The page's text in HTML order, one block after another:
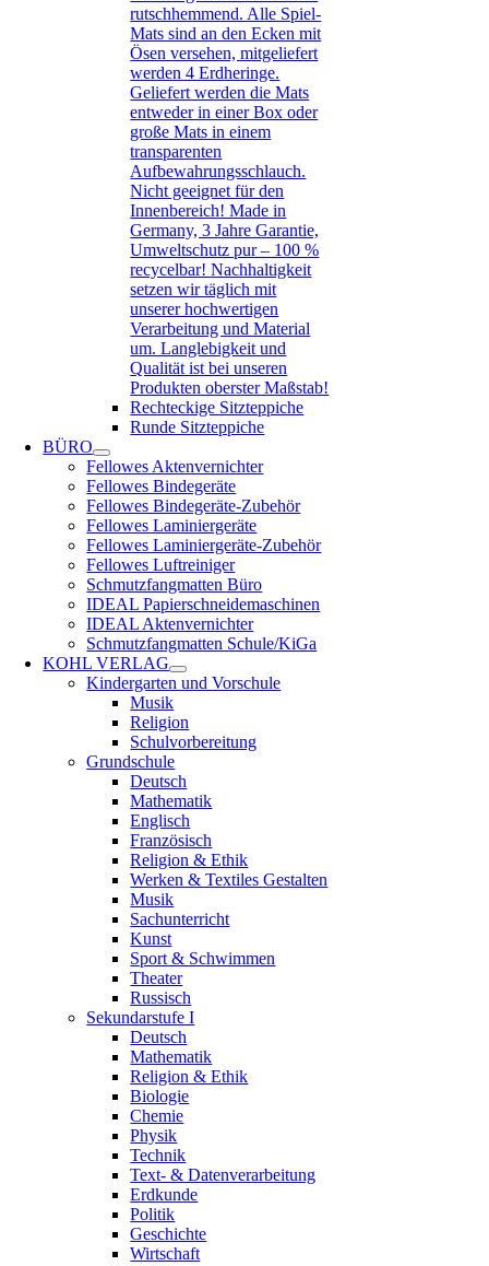
rutschhemmend. Alle Spiel-
Mats sind an den Ecken mit
Ösen versehen, mitgeliefert
werden 4 Erdheringe.
Geliefert werden die Mats
entweder in einer Box oder
große Mats in einem
transparenten
Aufbewahrungsschlauch.
Nicht geeignet für den
Innenbereich! Made in
Germany, 3 Jahre Garantie,
Umweltschutz pur – 100 %
recycelbar! Nachhaltigkeit
setzen wir täglich mit
unserer hochwertigen
Verarbeitung und Material
um. Langlebigkeit und
Qualität ist bei unseren
Produkten oberster Maßstab!
Rechteckige Sitzteppiche
Runde Sitzteppiche
BÜRO
Fellowes Aktenvernichter
Fellowes Bindegeräte
Fellowes Bindegeräte-Zubehör
Fellowes Laminiergeräte
Fellowes Laminiergeräte-Zubehör
Fellowes Luftreiniger
Schmutzfangmatten Büro
IDEAL Papierschneidemaschinen
IDEAL Aktenvernichter
Schmutzfangmatten Schule/KiGa
KOHL VERLAG
Kindergarten und Vorschule
Musik
Religion
Schulvorbereitung
Grundschule
Deutsch
Mathematik
Englisch
Französisch
Religion & Ethik
Werken & Textiles Gestalten
Musik
Sachunterricht
Kunst
Sport & Schwimmen
Theater
Russisch
Sekundarstufe I
Deutsch
Mathematik
Religion & Ethik
Biologie
Chemie
Physik
Technik
Text- & Datenverarbeitung
Erdkunde
Politik
Geschichte
Wirtschaft